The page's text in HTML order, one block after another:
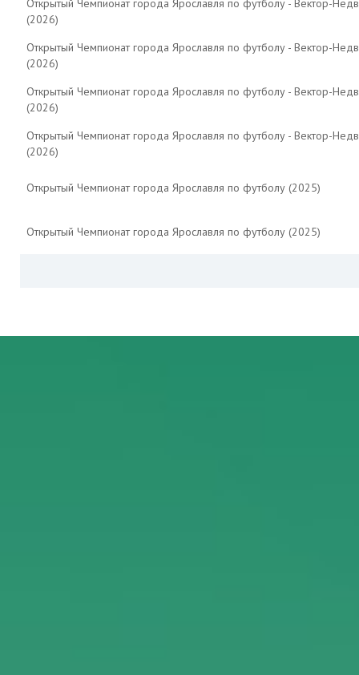
Открытый Чемпионат города Ярославля по футболу - Вектор-
(2026)
Открытый Чемпионат города Ярославля по футболу - Вектор-
(2026)
Открытый Чемпионат города Ярославля по футболу - Вектор-
(2026)
Открытый Чемпионат города Ярославля по футболу - Вектор-
(2026)
Открытый Чемпионат города Ярославля по футболу (2025)
Открытый Чемпионат города Ярославля по футболу (2025)